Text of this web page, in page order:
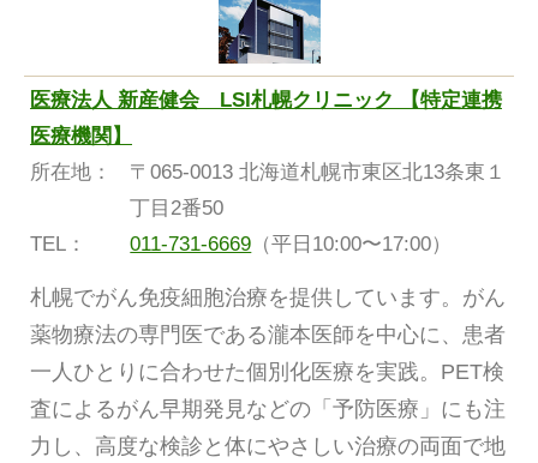
医療法人 新産健会 LSI札幌クリニック 【特定連携
医療機関】
所在地：
〒065-0013 北海道札幌市東区北13条東１
丁目2番50
TEL：
011-731-6669 （平日10:00〜17:00）
札幌でがん免疫細胞治療を提供しています。がん
薬物療法の専門医である瀧本医師を中心に、患者
一人ひとりに合わせた個別化医療を実践。PET検
査によるがん早期発見などの「予防医療」にも注
力し、高度な検診と体にやさしい治療の両面で地